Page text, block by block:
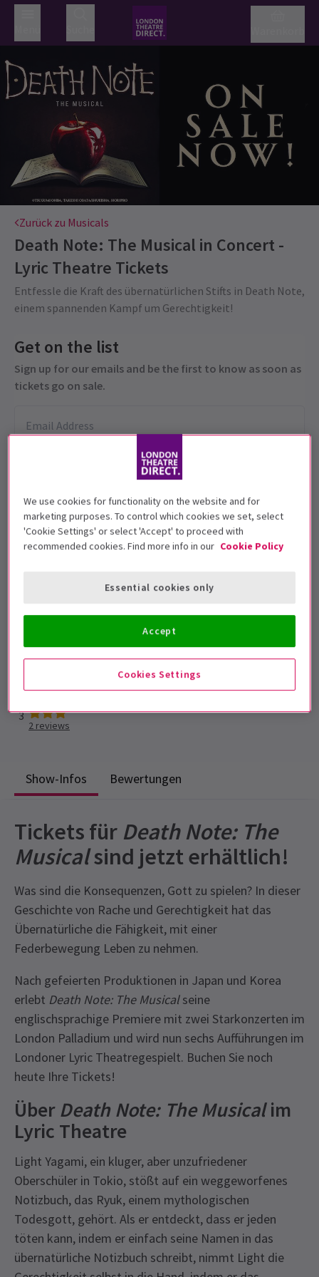
Zurück zu Musicals
Death Note: The Musical in Concert -
Lyric Theatre Tickets
Entfessle die Kraft des übernatürlichen Stifts in Death Note,
einem spannenden Kampf um Gerechtigkeit!
Get on the list
Sign up for our emails and be the first to know as soon as
tickets go on sale.
Diese Produktion ist für 12+ Jahre geeignet
Vorstellungsdatum
Laufzeit: 2 hours 20 minutes (including an
Mit Pause
3
2 reviews
Show-Infos Bewertungen
Tickets für Death Note: The
Musicalsind jetzt erhältlich!
Was sind die Konsequenzen, Gott zu spielen? In dieser
Geschichte von Rache und Gerechtigkeit hat das
Übernatürliche die Fähigkeit, mit einer
Federbewegung Leben zu nehmen.
Nach gefeierten Produktionen in Japan und Korea
erlebt Death Note: The Musicalseine
englischsprachige Premiere mit zwei Starkonzerten im
London Palladium und wird nun sechs Aufführungen im
Londoner Lyric Theatregespielt. Buchen Sie noch
heute Ihre Tickets!
ÜberDeath Note: The Musicalim
Lyric Theatre
Light Yagami, ein kluger, aber unzufriedener
Oberschüler in Tokio, stößt auf ein weggeworfenes
Notizbuch, das Ryuk, einem mythologischen
Todesgott, gehört. Als er entdeckt, dass er jeden
töten kann, indem er einfach seine Namen in das
übernatürliche Notizbuch schreibt, nimmt Light die
We use cookies for functionality on the website and for
marketing purposes. To control which cookies we set, select
'Cookie Settings' or select 'Accept' to proceed with
recommended cookies. Find more info in our Cookie Policy
Cookies Settings
Essential cookies only
Accept